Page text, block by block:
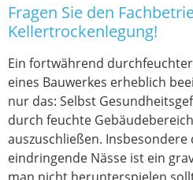
Fragen Sie den
Kellertrockenlegung!
Ein fortwährend
eines Bauwerkes erheblich
nur das: Selbst
durch feuchte
auszuschließen.
eindringende Nässe ist ein
man nicht herunterspielen